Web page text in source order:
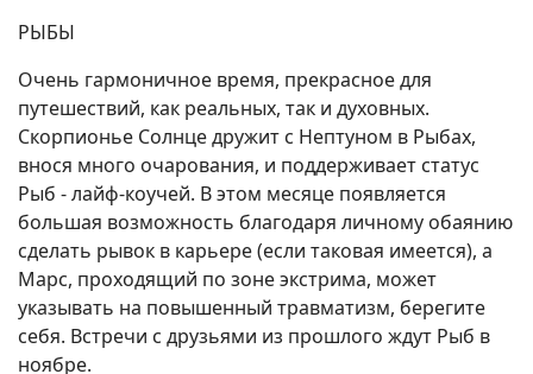
РЫБЫ
Очень гармоничное время, прекрасное для
путешествий, как реальных, так и духовных.
Скорпионье Солнце дружит с Нептуном в Рыбах,
внося много очарования, и поддерживает статус
Рыб - лайф-коучей. В этом месяце появляется
большая возможность благодаря личному обаянию
сделать рывок в карьере (если таковая имеется), а
Марс, проходящий по зоне экстрима, может
указывать на повышенный травматизм, берегите
себя. Встречи с друзьями из прошлого ждут Рыб в
ноябре.